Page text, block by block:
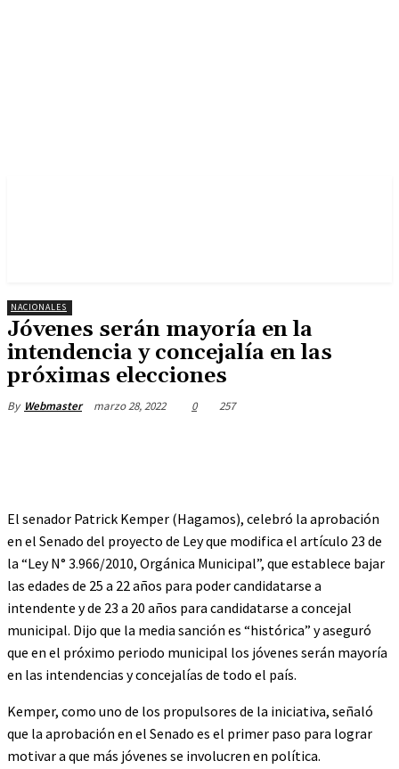
NACIONALES
Jóvenes serán mayoría en la
intendencia y concejalía en las
próximas elecciones
By Webmaster marzo 28, 2022 0 257
El senador Patrick Kemper (Hagamos), celebró la aprobación
en el Senado del proyecto de Ley que modifica el artículo 23 de
la “Ley N° 3.966/2010, Orgánica Municipal”, que establece bajar
las edades de 25 a 22 años para poder candidatarse a
intendente y de 23 a 20 años para candidatarse a concejal
municipal. Dijo que la media sanción es “histórica” y aseguró
que en el próximo periodo municipal los jóvenes serán mayoría
en las intendencias y concejalías de todo el país.
Kemper, como uno de los propulsores de la iniciativa, señaló
que la aprobación en el Senado es el primer paso para lograr
motivar a que más jóvenes se involucren en política.